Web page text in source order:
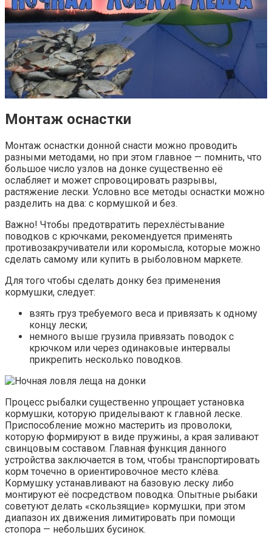
Монтаж оснастки
Монтаж оснастки донной снасти можно проводить
разными методами, но при этом главное — помнить, что
большое число узлов на донке существенно её
ослабляет и может спровоцировать разрывы,
растяжение лески. Условно все методы оснастки можно
разделить на два: с кормушкой и без.
Важно! Чтобы предотвратить перехлёстывание
поводков с крючками, рекомендуется применять
противозакручиватели или коромысла, которые можно
сделать самому или купить в рыболовном маркете.
Для того чтобы сделать донку без применения
кормушки, следует:
взять груз требуемого веса и привязать к одному
концу лески;
немного выше грузила привязать поводок с
крючком или через одинаковые интервалы
прикрепить несколько поводков.
Процесс рыбалки существенно упрощает установка
кормушки, которую приделывают к главной леске.
Приспособление можно мастерить из проволоки,
которую формируют в виде пружины, а края заливают
свинцовым составом. Главная функция данного
устройства заключается в том, чтобы транспортировать
корм точечно в ориентировочное место клёва.
Кормушку устанавливают на базовую леску либо
монтируют её посредством поводка. Опытные рыбаки
советуют делать «скользящие» кормушки, при этом
диапазон их движения лимитировать при помощи
стопора — небольших бусинок.